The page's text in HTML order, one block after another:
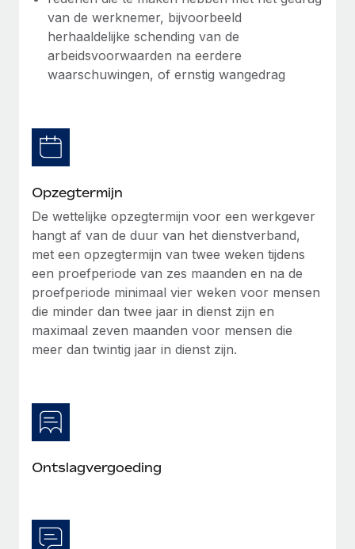
Secundaire arbeidsvoorwaarden
Eenvoudig secundaire arbeidsvoorwaarden
beheren
up op het gebied van gezondheid en welzijn,...
Meer informatie
BLOG
Productupdates van Remote: Gusto- en Xero-
te helpen bij het aannemen, beheren en...
Meer informatie
Hoe Phiture 55 werknemers in 19 landen
beheert met Remote
Phiture, een toonaangevende leider in de wereldwijde
mobiele groeiadviessector, zet zich sinds 2016...
Meer informatie
van de werknemer, bijvoorbeeld
herhaaldelijke schending van de
arbeidsvoorwaarden na eerdere
waarschuwingen, of ernstig wangedrag
Opzegtermijn
De wettelijke opzegtermijn voor een werkgever
hangt af van de duur van het dienstverband,
met een opzegtermijn van twee weken tijdens
een proefperiode van zes maanden en na de
proefperiode minimaal vier weken voor mensen
die minder dan twee jaar in dienst zijn en
maximaal zeven maanden voor mensen die
meer dan twintig jaar in dienst zijn.
Ontslagvergoeding